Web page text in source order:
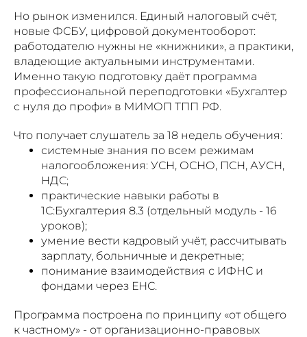
Но рынок изменился. Единый налоговый счёт,
новые ФСБУ, цифровой документооборот:
работодателю нужны не «книжники», а практики,
владеющие актуальными инструментами.
Именно такую подготовку даёт программа
профессиональной переподготовки «Бухгалтер
с нуля до профи» в МИМОП ТПП РФ.
Что получает слушатель за 18 недель обучения:
системные знания по всем режимам
налогообложения: УСН, ОСНО, ПСН, АУСН,
НДС;
практические навыки работы в
1С:Бухгалтерия 8.3 (отдельный модуль - 16
уроков);
умение вести кадровый учёт, рассчитывать
зарплату, больничные и декретные;
понимание взаимодействия с ИФНС и
фондами через ЕНС.
Программа построена по принципу «от общего
к частному» - от организационно-правовых